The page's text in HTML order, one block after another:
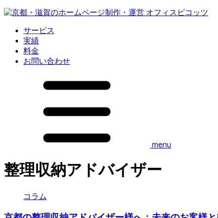
サービス
実績
料金
お問い合わせ
menu
整理収納アドバイザー
コラム